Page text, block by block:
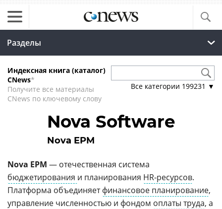
Разделы
Индексная книга (каталог)
CNews*
Получите все материалы
CNews по ключевому слову
Все категории 199231 ▼
Nova Software
Nova EPM
Nova EPM — отечественная система
бюджетирования и планирования HR-ресурсов.
Платформа объединяетфинансовое планирование,
управление численностью и фондом оплаты труда, а